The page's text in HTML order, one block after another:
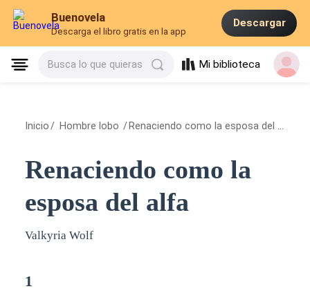
Buenovela
Descarga el libro gratis en la app
Descargar
Busca lo que quieras Mi biblioteca
Inicio / Hombre lobo / Renaciendo como la esposa del alfa
Renaciendo como la
esposa del alfa
Valkyria Wolf
1